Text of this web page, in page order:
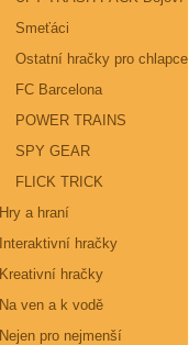
Smeťáci
Ostatní hračky pro chlapce
FC Barcelona
POWER TRAINS
SPY GEAR
FLICK TRICK
Hry a hraní
Interaktivní hračky
Kreativní hračky
Na ven a k vodě
Nejen pro nejmenší